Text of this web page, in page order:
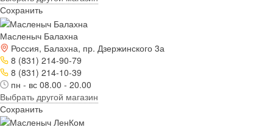
Сохранить
Масленыч Балахна
Россия, Балахна, пр. Дзержинского 3а
8 (831) 214-90-79
8 (831) 214-10-39
пн - вс 08.00 - 20.00
Выбрать другой магазин
Сохранить